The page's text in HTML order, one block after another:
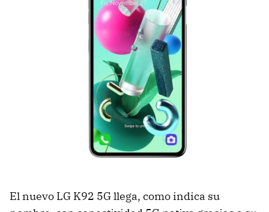
El nuevo LG K92 5G llega, como indica su